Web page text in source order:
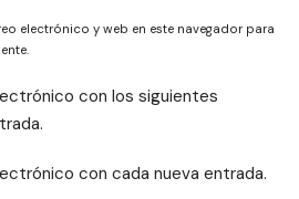
electrónico y web en este navegador para
con los siguientes
con cada nueva entrada.